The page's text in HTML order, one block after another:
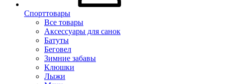
Спорттовары
Все товары
Аксессуары для санок
Батуты
Беговел
Зимние забавы
Клюшки
Лыжи